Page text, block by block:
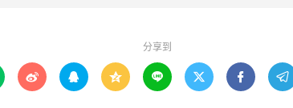
分享到
      